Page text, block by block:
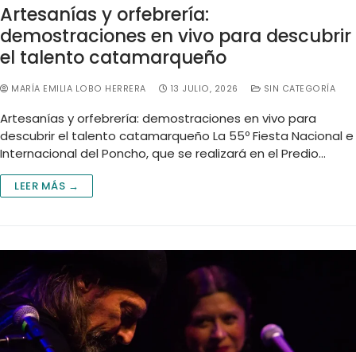
Artesanías y orfebrería:
demostraciones en vivo para descubrir
el talento catamarqueño
MARÍA EMILIA LOBO HERRERA 13 JULIO, 2026 SIN CATEGORÍA
Artesanías y orfebrería: demostraciones en vivo para
descubrir el talento catamarqueño La 55º Fiesta Nacional e
Internacional del Poncho, que se realizará en el Predio…
LEER MÁS →